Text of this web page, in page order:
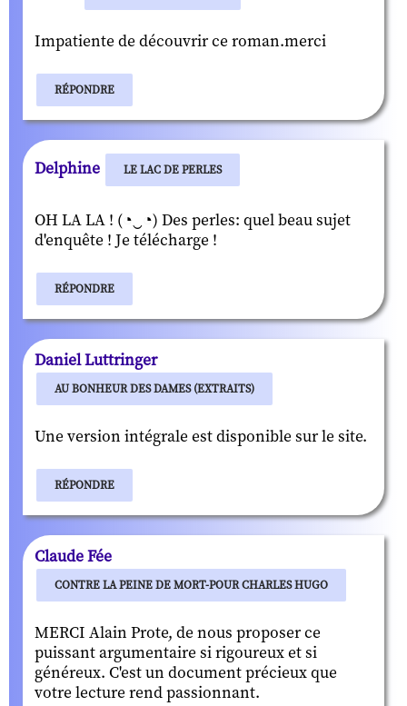
Impatiente de découvrir ce roman.merci
RÉPONDRE
Delphine LE LAC DE PERLES
OH LA LA ! (◔‿◔) Des perles: quel beau sujet
d'enquête ! Je télécharge !
RÉPONDRE
Daniel Luttringer
AU BONHEUR DES DAMES (EXTRAITS)
Une version intégrale est disponible sur le site.
RÉPONDRE
Claude Fée
CONTRE LA PEINE DE MORT-POUR CHARLES HUGO
MERCI Alain Prote, de nous proposer ce
puissant argumentaire si rigoureux et si
généreux. C'est un document précieux que
votre lecture rend passionnant.